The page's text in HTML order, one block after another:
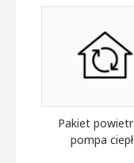
Pakiet
pompa